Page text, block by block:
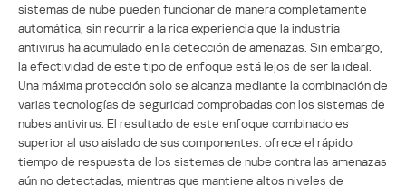
sistemas de nube pueden funcionar de manera completamente
automática, sin recurrir a la rica experiencia que la industria
antivirus ha acumulado en la detección de amenazas. Sin embargo,
la efectividad de este tipo de enfoque está lejos de ser la ideal.
Una máxima protección solo se alcanza mediante la combinación de
varias tecnologías de seguridad comprobadas con los sistemas de
nubes antivirus. El resultado de este enfoque combinado es
superior al uso aislado de sus componentes: ofrece el rápido
tiempo de respuesta de los sistemas de nube contra las amenazas
aún no detectadas, mientras que mantiene altos niveles de